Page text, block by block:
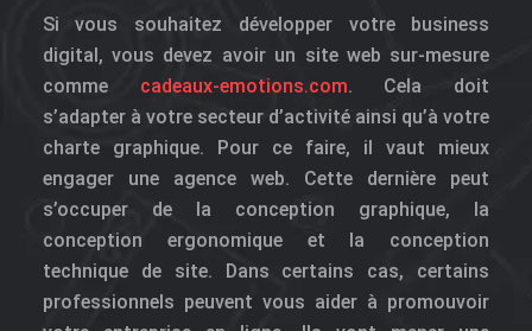
Si vous souhaitez développer votre business
digital, vous devez avoir un site web sur-mesure
comme cadeaux-emotions.com. Cela doit
s’adapter à votre secteur d’activité ainsi qu’à votre
charte graphique. Pour ce faire, il vaut mieux
engager une agence web. Cette dernière peut
s’occuper de la conception graphique, la
conception ergonomique et la conception
technique de site. Dans certains cas, certains
professionnels peuvent vous aider à promouvoir